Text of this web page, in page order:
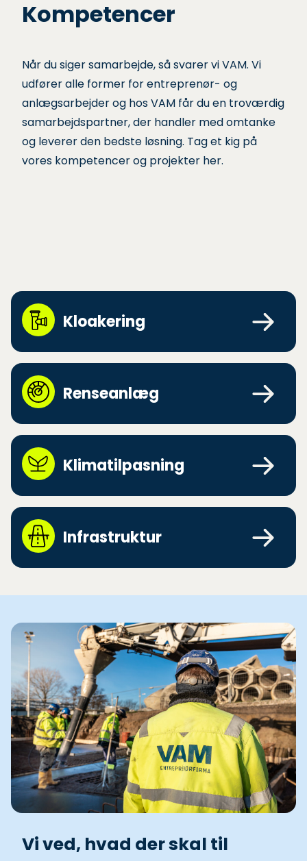
Sponsorater
Kontaktpersoner
Kompetencer
Når du siger samarbejde, så svarer vi VAM. Vi
udfører alle former for entreprenør- og
anlægsarbejder og hos VAM får du en troværdig
samarbejdspartner, der handler med omtanke
og leverer den bedste løsning. Tag et kig på
vores kompetencer og projekter her.
Kloakering
Renseanlæg
Klimatilpasning
Infrastruktur
Vi ved, hvad der skal til